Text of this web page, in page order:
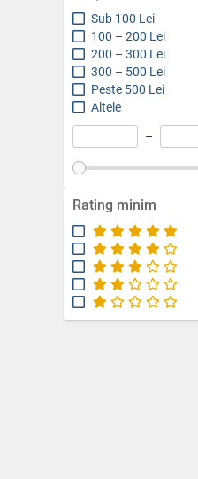
Sub 100 Lei
100 – 200 Lei
200 – 300 Lei
300 – 500 Lei
Peste 500 Lei
Altele
–
Rating minim